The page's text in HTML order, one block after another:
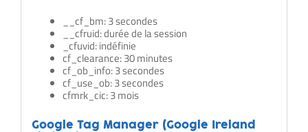
__cf_bm: 3 secondes
__cfruid: durée de la session
_cfuvid: indéfinie
cf_clearance: 30 minutes
cf_ob_info: 3 secondes
cf_use_ob: 3 secondes
cfmrk_cic: 3 mois
Google Tag Manager (Google Ireland